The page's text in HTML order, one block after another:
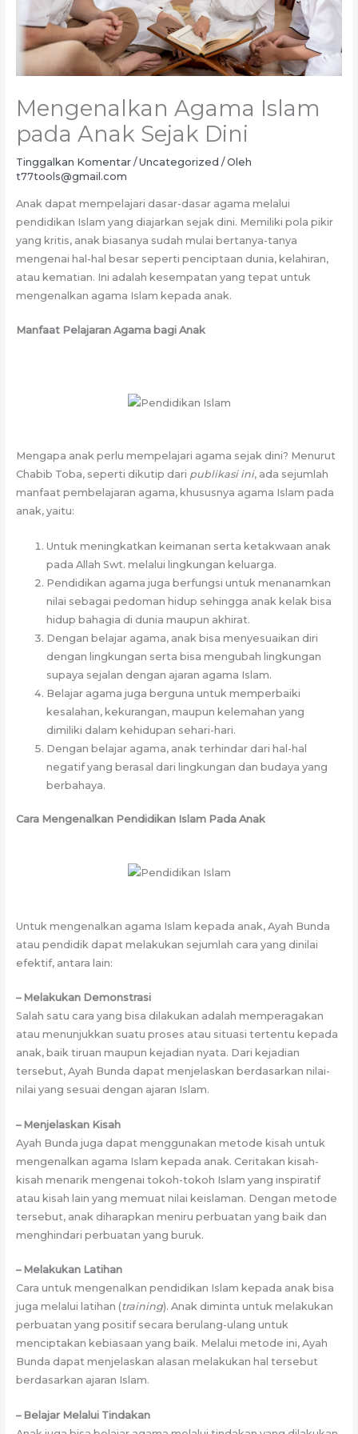
Mengenalkan Agama Islam
pada Anak Sejak Dini
Tinggalkan Komentar /Uncategorized / Oleh
t77tools@gmail.com
Anak dapat mempelajari dasar-dasar agama melalui
pendidikan Islam yang diajarkan sejak dini. Memiliki pola pikir
yang kritis, anak biasanya sudah mulai bertanya-tanya
mengenai hal-hal besar seperti penciptaan dunia, kelahiran,
atau kematian. Ini adalah kesempatan yang tepat untuk
mengenalkan agama Islam kepada anak.
Manfaat Pelajaran Agama bagi Anak
Mengapa anak perlu mempelajari agama sejak dini? Menurut
Chabib Toba, seperti dikutip dari publikasi ini, ada sejumlah
manfaat pembelajaran agama, khususnya agama Islam pada
anak, yaitu:
Untuk meningkatkan keimanan serta ketakwaan anak
pada Allah Swt. melalui lingkungan keluarga.
Pendidikan agama juga berfungsi untuk menanamkan
nilai sebagai pedoman hidup sehingga anak kelak bisa
hidup bahagia di dunia maupun akhirat.
Dengan belajar agama, anak bisa menyesuaikan diri
dengan lingkungan serta bisa mengubah lingkungan
supaya sejalan dengan ajaran agama Islam.
Belajar agama juga berguna untuk memperbaiki
kesalahan, kekurangan, maupun kelemahan yang
dimiliki dalam kehidupan sehari-hari.
Dengan belajar agama, anak terhindar dari hal-hal
negatif yang berasal dari lingkungan dan budaya yang
berbahaya.
Cara Mengenalkan Pendidikan Islam Pada Anak
Untuk mengenalkan agama Islam kepada anak, Ayah Bunda
atau pendidik dapat melakukan sejumlah cara yang dinilai
efektif, antara lain:
– Melakukan Demonstrasi
Salah satu cara yang bisa dilakukan adalah memperagakan
atau menunjukkan suatu proses atau situasi tertentu kepada
anak, baik tiruan maupun kejadian nyata. Dari kejadian
tersebut, Ayah Bunda dapat menjelaskan berdasarkan nilai-
nilai yang sesuai dengan ajaran Islam.
– Menjelaskan Kisah
Ayah Bunda juga dapat menggunakan metode kisah untuk
mengenalkan agama Islam kepada anak. Ceritakan kisah-
kisah menarik mengenai tokoh-tokoh Islam yang inspiratif
atau kisah lain yang memuat nilai keislaman. Dengan metode
tersebut, anak diharapkan meniru perbuatan yang baik dan
menghindari perbuatan yang buruk.
– Melakukan Latihan
Cara untuk mengenalkan pendidikan Islam kepada anak bisa
juga melalui latihan (training). Anak diminta untuk melakukan
perbuatan yang positif secara berulang-ulang untuk
menciptakan kebiasaan yang baik. Melalui metode ini, Ayah
Bunda dapat menjelaskan alasan melakukan hal tersebut
berdasarkan ajaran Islam.
– Belajar Melalui Tindakan